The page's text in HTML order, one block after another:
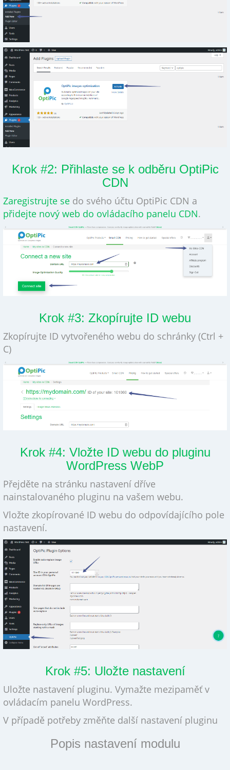
Krok #2: Přihlaste se k odběru OptiPic
CDN
Zaregistrujte sedo svého účtu OptiPic CDN a
přidejte nový web do ovládacího panelu CDN.
Krok #3: Zkopírujte ID webu
Zkopírujte ID vytvořeného webu do schránky (Ctrl +
C)
Krok #4: Vložte ID webu do pluginu
WordPress WebP
Přejděte na stránku nastavení dříve
nainstalovaného pluginu na vašem webu.
Vložte zkopírované ID webu do odpovídajícího pole
nastavení.
Krok #5: Uložte nastavení
Uložte nastavení pluginu. Vymažte mezipaměť v
ovládacím panelu WordPress.
V případě potřeby změňte další nastavení pluginu
Popis nastavení modulu